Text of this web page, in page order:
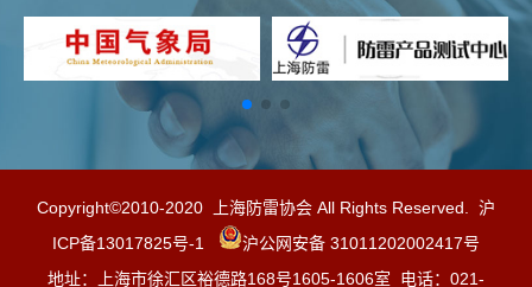
Copyright©2010-2020 上海防雷协会 All Rights Reserved. 沪
ICP备13017825号-1
沪公网安备 31011202002417号
地址：上海市徐汇区裕德路168号1605-1606室 电话：021-